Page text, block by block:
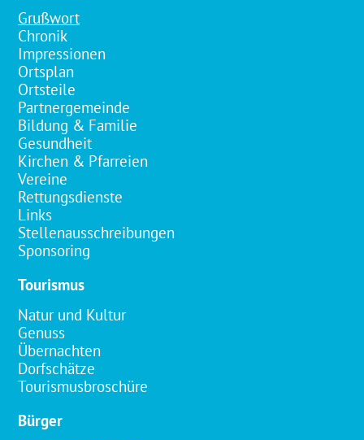
Grußwort
Chronik
Impressionen
Ortsplan
Ortsteile
Partnergemeinde
Bildung & Familie
Gesundheit
Kirchen & Pfarreien
Vereine
Rettungsdienste
Links
Stellenausschreibungen
Sponsoring
Tourismus
Natur und Kultur
Genuss
Übernachten
Dorfschätze
Tourismusbroschüre
Bürger